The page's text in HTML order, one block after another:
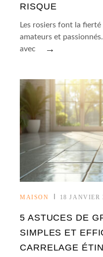
RISQUE
Les rosiers font la
amateurs et
avec
→
MAISON 18 JANVIER
5 ASTUCES DE
SIMPLES ET
CARRELAGE